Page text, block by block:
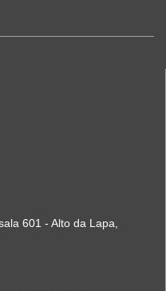
601 - Alto da Lapa,